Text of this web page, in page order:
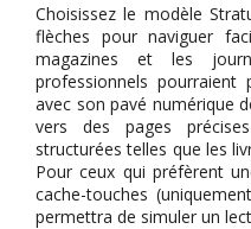
Choisissez le modèle
flèches pour naviguer
magazines et les
professionnels
avec son pavé numérique
vers des pages
structurées telles que les
Pour ceux qui préfèrent
cache-touches
permettra de simuler un